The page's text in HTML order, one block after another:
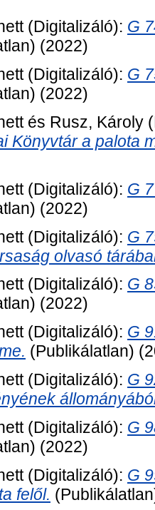
(Digitalizáló): G
(2022)
(Digitalizáló): G
(2022)
és Rusz, Károly
Könyvtár a palota
(Digitalizáló): G
(2022)
(Digitalizáló): G
olvasó
(Digitalizáló): G
(2022)
(Digitalizáló): G
(Publikálatlan)
(Digitalizáló): G
(Digitalizáló): G
(2022)
(Digitalizáló): G
felől.